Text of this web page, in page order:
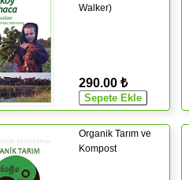
Walker)
290.00 ₺
Organik Tarım ve
Kompost